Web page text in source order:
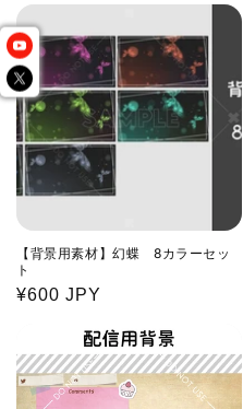
価
格
【背景用素材】幻蝶 8カラーセッ
ト
通
格
¥600 JPY